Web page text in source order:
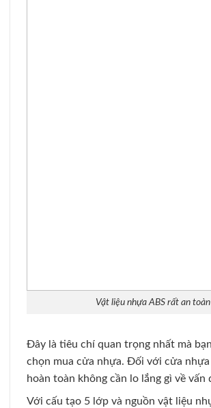
Vật liệu nhựa ABS rất an toàn
Đây là tiêu chí quan trọng nhất mà
chọn mua cửa nhựa. Đối với cửa nhựa
hoàn toàn không cần lo lắng gì về vấn
Với cấu tạo 5 lớp và nguồn vật liệu